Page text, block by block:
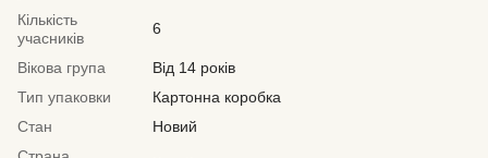
Кількість
учасників
6
Вікова група
Від 14 років
Тип упаковки
Картонна коробка
Стан
Новий